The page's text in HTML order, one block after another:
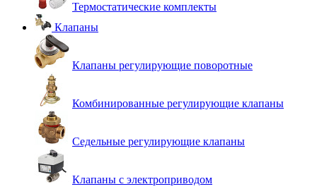
Термостатические комплекты
Клапаны
Клапаны регулирующие поворотные
Комбинированные регулирующие клапаны
Седельные регулирующие клапаны
Клапаны с электроприводом